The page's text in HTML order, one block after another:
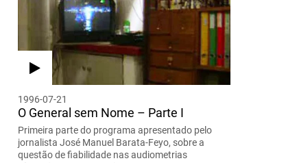
1996-07-21
O General sem Nome – Parte I
Primeira parte do programa apresentado pelo
jornalista José Manuel Barata-Feyo, sobre a
questão de fiabilidade nas audiometrias